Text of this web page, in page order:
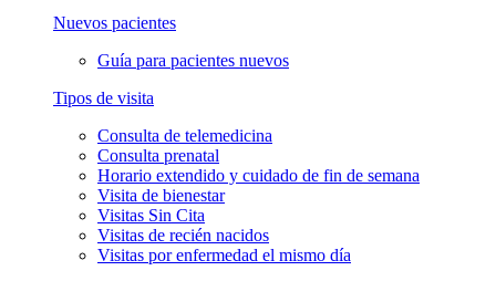
Nuevos pacientes
Guía para pacientes nuevos
Tipos de visita
Consulta de telemedicina
Consulta prenatal
Horario extendido y cuidado de fin de semana
Visita de bienestar
Visitas Sin Cita
Visitas de recién nacidos
Visitas por enfermedad el mismo día